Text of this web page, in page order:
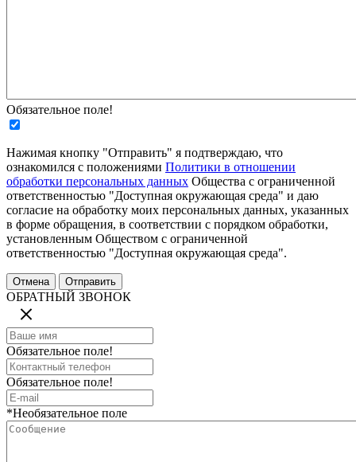
Обязательное поле!
Нажимая кнопку "Отправить" я подтверждаю, что
ознакомился с положениями Политики в отношении
обработки персональных данных Общества с ограниченной
ответственностью "Доступная окружающая среда" и даю
согласие на обработку моих персональных данных, указанных
в форме обращения, в соответствии с порядком обработки,
установленным Обществом с ограниченной
ответственностью "Доступная окружающая среда".
ОБРАТНЫЙ ЗВОНОК
Обязательное поле!
Обязательное поле!
*Необязательное поле